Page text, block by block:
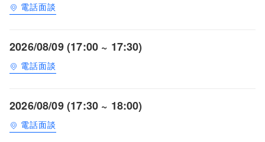
電話面談
2026/08/09 (17:00 ~ 17:30)
電話面談
2026/08/09 (17:30 ~ 18:00)
電話面談